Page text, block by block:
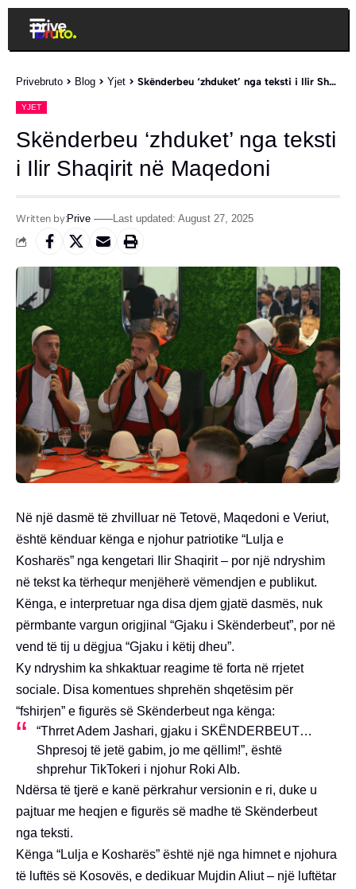
Privebruto > Blog > Yjet > Skënderbeu ‘zhduket’ nga teksti i Ilir Shaqirit në Maqedoni
YJET
Skënderbeu ‘zhduket’ nga teksti
i Ilir Shaqirit në Maqedoni
Written by:Prive Last updated: August 27, 2025
Në një dasmë të zhvilluar në Tetovë, Maqedoni e Veriut,
është kënduar kënga e njohur patriotike “Lulja e
Kosharës” nga kengetari Ilir Shaqirit – por një ndryshim
në tekst ka tërhequr menjëherë vëmendjen e publikut.
Kënga, e interpretuar nga disa djem gjatë dasmës, nuk
përmbante vargun origjinal “Gjaku i Skënderbeut”, por në
vend të tij u dëgjua “Gjaku i këtij dheu”.
Ky ndryshim ka shkaktuar reagime të forta në rrjetet
sociale. Disa komentues shprehën shqetësim për
“fshirjen” e figurës së Skënderbeut nga kënga:
“Thrret Adem Jashari, gjaku i SKËNDERBEUT…
Shpresoj të jetë gabim, jo me qëllim!”, është
shprehur TikTokeri i njohur Roki Alb.
Ndërsa të tjerë e kanë përkrahur versionin e ri, duke u
pajtuar me heqjen e figurës së madhe të Skënderbeut
nga teksti.
Kënga “Lulja e Kosharës” është një nga himnet e njohura
të luftës së Kosovës, e dedikuar Mujdin Aliut – një luftëtar